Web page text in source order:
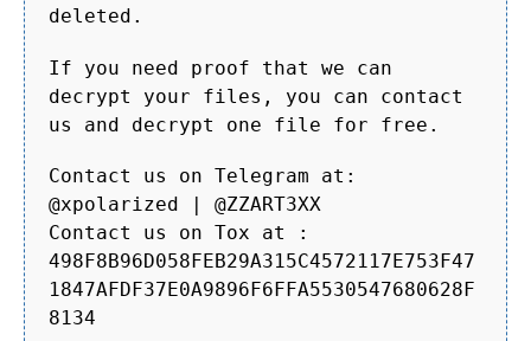
deleted.
If you need proof that we can
decrypt your files, you can contact
us and decrypt one file for free.
Contact us on Telegram at:
@xpolarized | @ZZART3XX
Contact us on Tox at :
498F8B96D058FEB29A315C4572117E753F47
1847AFDF37E0A9896F6FFA5530547680628F
8134